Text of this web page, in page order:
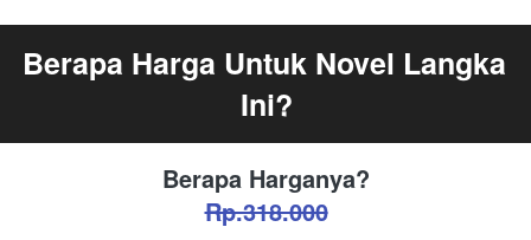
Berapa Harga Untuk Novel Langka
Ini?
Berapa Harganya?
Rp.318.000